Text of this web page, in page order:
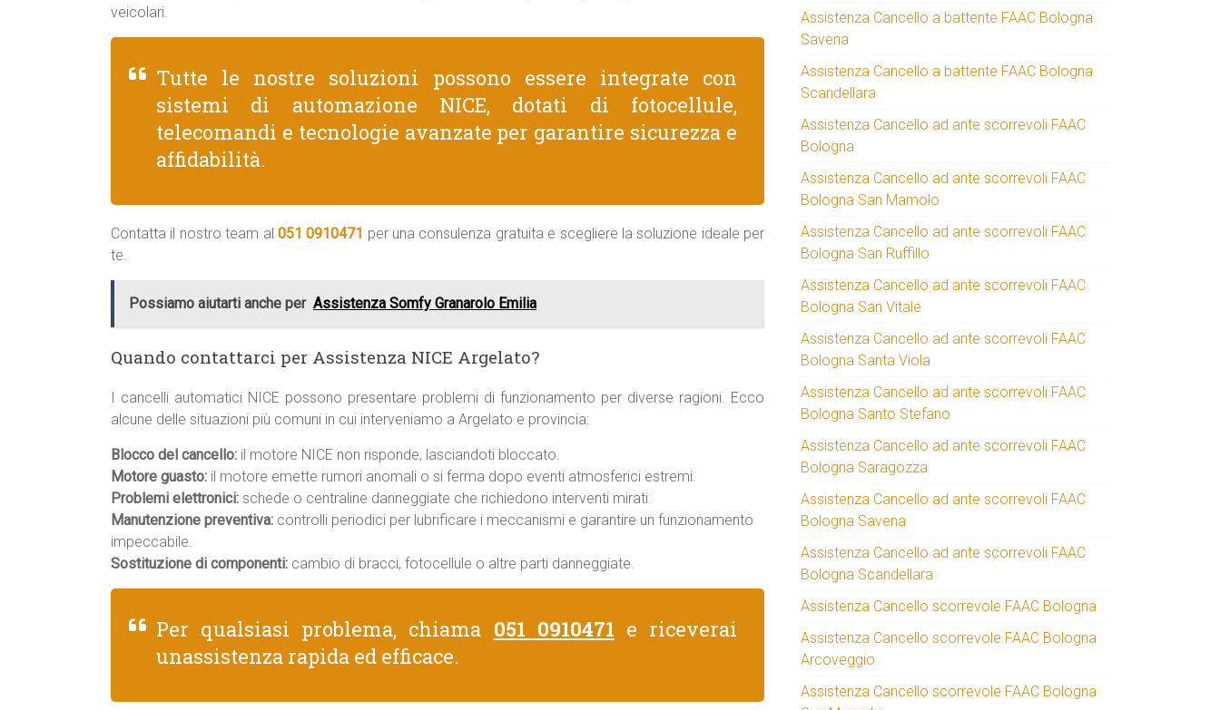
veicolari.
Tutte le nostre soluzioni possono essere integrate con
sistemi di automazione NICE, dotati di fotocellule,
telecomandi e tecnologie avanzate per garantire sicurezza e
affidabilità.
Contatta il nostro team al 051 0910471 per una consulenza gratuita e scegliere la soluzione ideale per
te.
Possiamo aiutarti anche per Assistenza Somfy Granarolo Emilia
Quando contattarci per Assistenza NICE Argelato?
I cancelli automatici NICE possono presentare problemi di funzionamento per diverse ragioni. Ecco
alcune delle situazioni più comuni in cui interveniamo a Argelato e provincia:
Blocco del cancello: il motore NICE non risponde, lasciandoti bloccato.
Motore guasto: il motore emette rumori anomali o si ferma dopo eventi atmosferici estremi.
Problemi elettronici: schede o centraline danneggiate che richiedono interventi mirati.
Manutenzione preventiva: controlli periodici per lubrificare i meccanismi e garantire un funzionamento
impeccabile.
Sostituzione di componenti: cambio di bracci, fotocellule o altre parti danneggiate.
Per qualsiasi problema, chiama 051 0910471 e riceverai
unassistenza rapida ed efficace.
Assistenza Cancello a battente FAAC Bologna
Savena
Assistenza Cancello a battente FAAC Bologna
Scandellara
Assistenza Cancello ad ante scorrevoli FAAC
Bologna
Assistenza Cancello ad ante scorrevoli FAAC
Bologna San Mamolo
Assistenza Cancello ad ante scorrevoli FAAC
Bologna San Ruffillo
Assistenza Cancello ad ante scorrevoli FAAC
Bologna San Vitale
Assistenza Cancello ad ante scorrevoli FAAC
Bologna Santa Viola
Assistenza Cancello ad ante scorrevoli FAAC
Bologna Santo Stefano
Assistenza Cancello ad ante scorrevoli FAAC
Bologna Saragozza
Assistenza Cancello ad ante scorrevoli FAAC
Bologna Savena
Assistenza Cancello ad ante scorrevoli FAAC
Bologna Scandellara
Assistenza Cancello scorrevole FAAC Bologna
Assistenza Cancello scorrevole FAAC Bologna
Arcoveggio
Assistenza Cancello scorrevole FAAC Bologna